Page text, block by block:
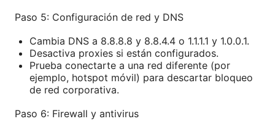
Paso 5: Configuración de red y DNS
Cambia DNS a 8.8.8.8 y 8.8.4.4 o 1.1.1.1 y 1.0.0.1.
Desactiva proxies si están configurados.
Prueba conectarte a una red diferente (por
ejemplo, hotspot móvil) para descartar bloqueo
de red corporativa.
Paso 6: Firewall y antivirus